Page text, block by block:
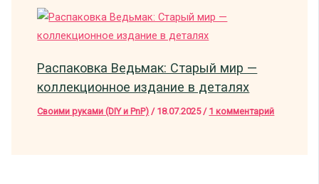
Распаковка Ведьмак: Старый мир —
коллекционное издание в деталях
Своими руками (DIY и PnP) / 18.07.2025 / 1 комментарий